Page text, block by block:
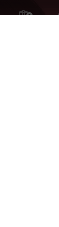
acreditadas
las normas